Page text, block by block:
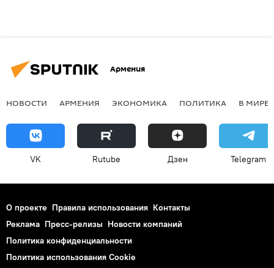
Армения
НОВОСТИ АРМЕНИЯ ЭКОНОМИКА ПОЛИТИКА В МИРЕ
VK Rutube Дзен Telegram
О проекте Правила использования Контакты
Реклама Пресс-релизы Новости компаний
Политика конфиденциальности
Политика использования Cookie